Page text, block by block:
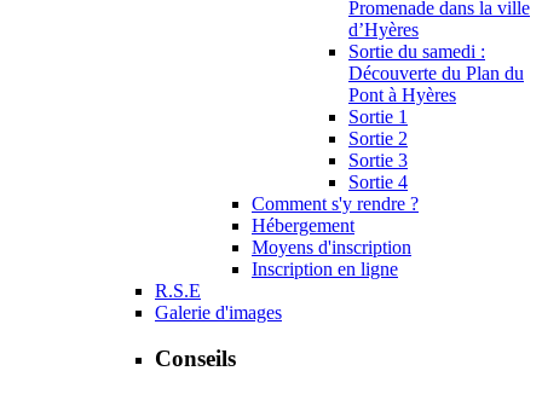
Promenade dans la ville
d’Hyères
Sortie du samedi :
Découverte du Plan du
Pont à Hyères
Sortie 1
Sortie 2
Sortie 3
Sortie 4
Comment s'y rendre ?
Hébergement
Moyens d'inscription
Inscription en ligne
R.S.E
Galerie d'images
Conseils